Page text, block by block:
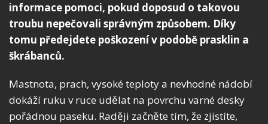
informace pomoci, pokud doposud o takovou
troubu nepečovali správným způsobem. Díky
tomu předejdete poškození v podobě prasklin a
škrábanců.
Mastnota, prach, vysoké teploty a nevhodné nádobí
dokáží ruku v ruce udělat na povrchu varné desky
pořádnou paseku. Raději začněte tím, že zjistíte,